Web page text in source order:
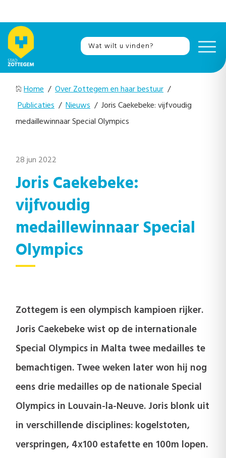
Home / Over Zottegem en haar bestuur /
Publicaties / Nieuws / Joris Caekebeke: vijfvoudig
medaillewinnaar Special Olympics
28 jun 2022
Joris Caekebeke:
vijfvoudig
medaillewinnaar Special
Olympics
Zottegem is een olympisch kampioen rijker.
Joris Caekebeke wist op de internationale
Special Olympics in Malta twee medailles te
bemachtigen. Twee weken later won hij nog
eens drie medailles op de nationale Special
Olympics in Louvain-la-Neuve. Joris blonk uit
in verschillende disciplines: kogelstoten,
verspringen, 4x100 estafette en 100m lopen.